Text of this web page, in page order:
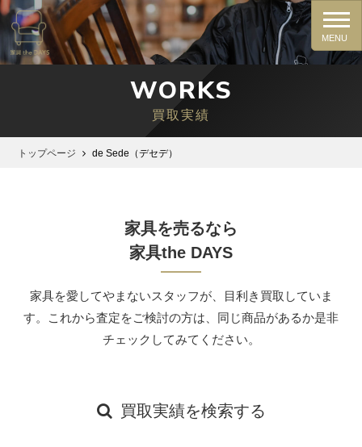
WORKS
買取実績
トップページ de Sede（デセデ）
家具を売るなら
家具the DAYS
家具を愛してやまないスタッフが、⽬利き買取していま
す。これから査定をご検討の⽅は、同じ商品があるか是⾮
チェックしてみてください。
買取実績を検索する